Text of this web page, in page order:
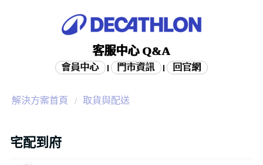
客服中心 Q&A
會員中心 門市資訊 回官網
解決方案首頁 取貨與配送
宅配到府